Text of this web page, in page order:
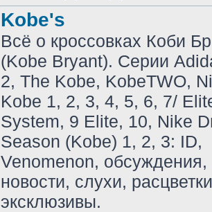
Kobe's
Всё о кроссовках Коби
(Kobe Bryant). Серии
2, The Kobe, KobeTWO,
Kobe 1, 2, 3, 4, 5, 6, 7/
System, 9 Elite, 10, Nike
Season (Kobe) 1, 2, 3: ID,
Venomenon,
новости, слухи,
эксклюзивы.